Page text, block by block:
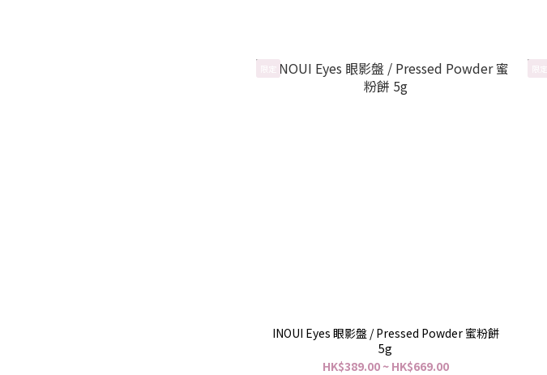
INOUI Eyes 眼影盤 / Pressed Powder 蜜粉餅
5g
HK$389.00 ~ HK$669.00